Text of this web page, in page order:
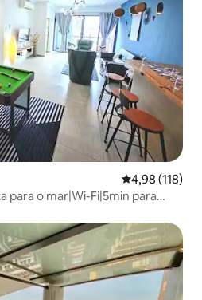
4,98 de uma
4,98 (118)
para o mar|Wi-Fi|5min para